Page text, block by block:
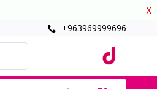
X
+963969999696